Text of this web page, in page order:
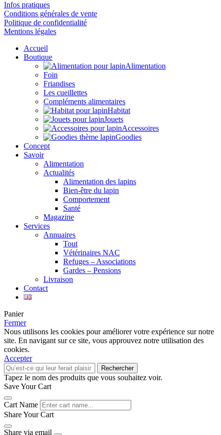
Infos pratiques
Conditions générales de vente
Politique de confidentialité
Mentions légales
Accueil
Boutique
Alimentation
Foin
Friandises
Les cueillettes
Compléments alimentaires
Habitat
Jouets
Accessoires
Goodies
Concept
Savoir
Alimentation
Actualités
Alimentation des lapins
Bien-être du lapin
Comportement
Santé
Magazine
Services
Annuaires
Tout
Vétérinaires NAC
Refuges – Associations
Gardes – Pensions
Livraison
Contact
Panier
Fermer
Nous utilisons les cookies pour améliorer votre expérience sur notre
site. En navigant sur ce site, vous approuvez notre utilisation des
cookies.
Accepter
Rechercher
Tapez le nom des produits que vous souhaitez voir.
Save Your Cart
Cart Name
Share Your Cart
Share via email